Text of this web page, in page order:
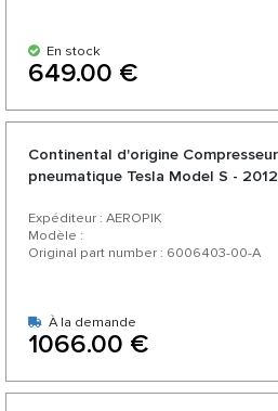
En stock
649.00 €
Continental d'origine
pneumatique Tesla Model S -
Expéditeur : AEROPIK
Modèle :
Original part number : 6006403-00-A
À la demande
1066.00 €